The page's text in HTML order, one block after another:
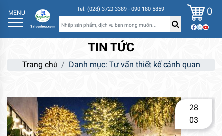
MENU Tel: (028) 3720 3389 - 090 180 5859 0
TIN TỨC
Trang chủ Danh mục: Tư vấn thiết kế cảnh quan
28
03